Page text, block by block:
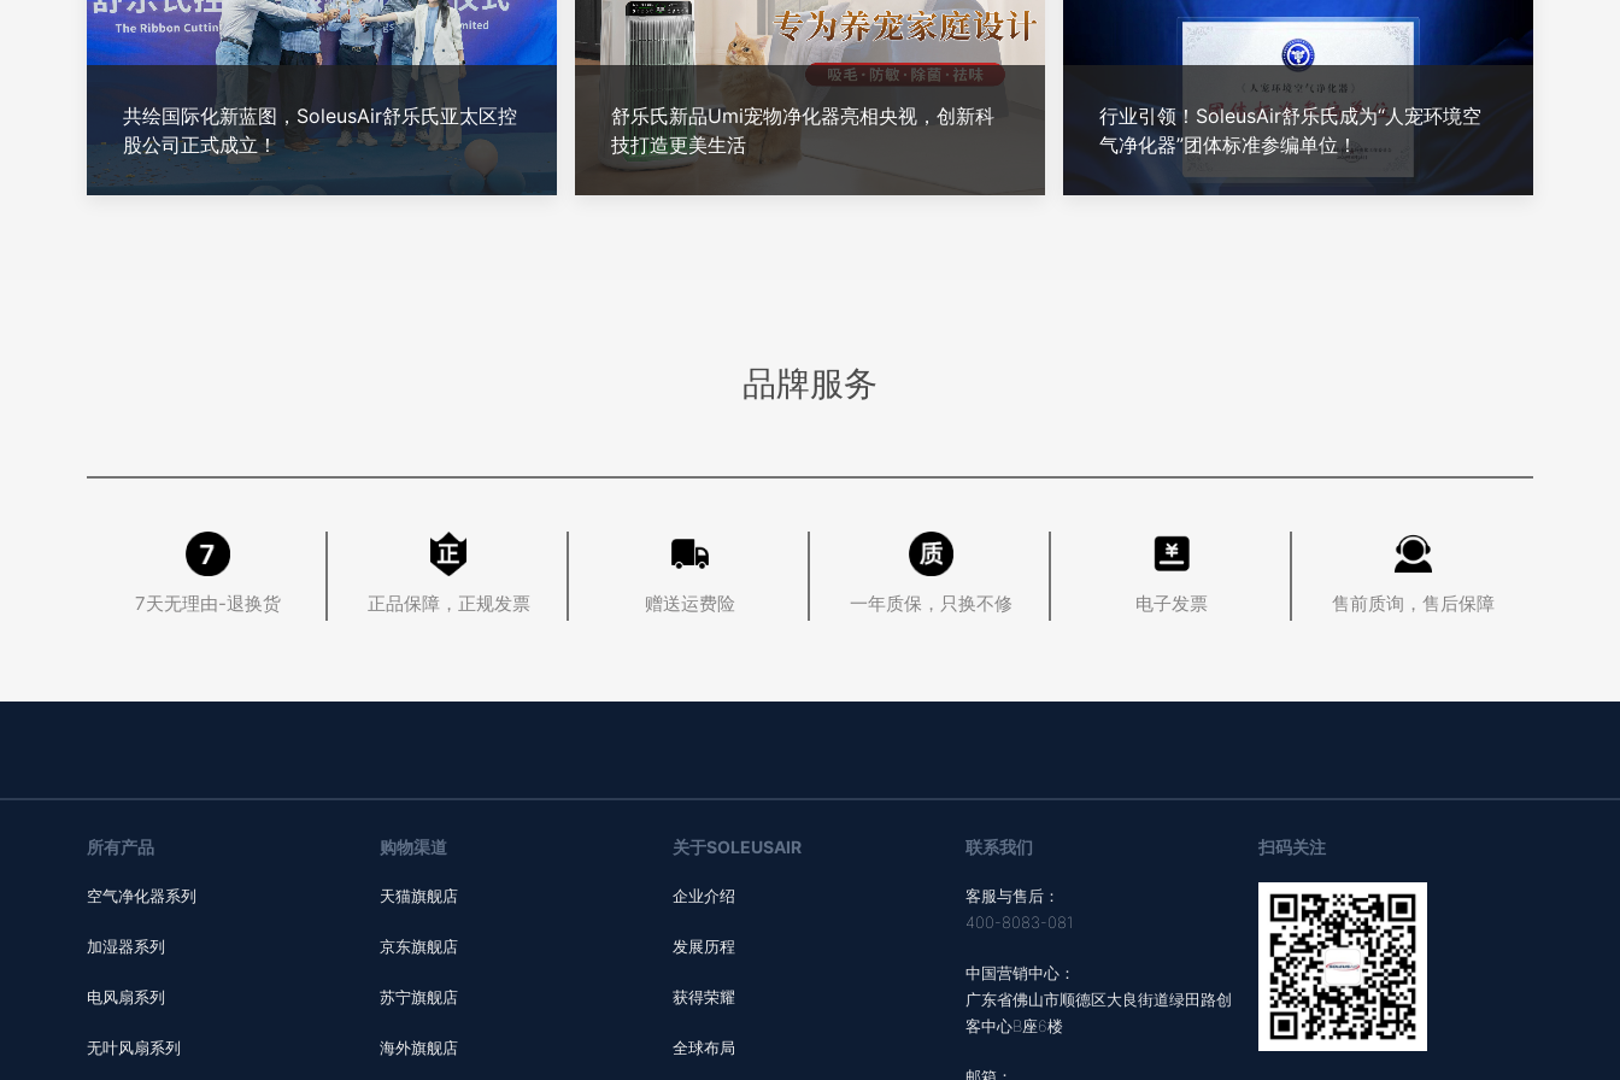
共绘国际化新蓝图，SoleusAir舒乐氏亚太区控
股公司正式成立！
舒乐氏新品Umi宠物净化器亮相央视，创新科
技打造更美生活
行业引领！SoleusAir舒乐氏成为“人宠环境空
气净化器”团体标准参编单位！
品牌服务
7天无理由-退换货 正品保障，正规发票 赠送运费险 一年质保，只换不修 电子发票 售前质询，售后保障
所有产品
空气净化器系列
加湿器系列
电风扇系列
无叶风扇系列
购物渠道
天猫旗舰店
京东旗舰店
苏宁旗舰店
海外旗舰店
关于SOLEUSAIR
企业介绍
发展历程
获得荣耀
全球布局
联系我们
客服与售后：
400-8083-081
中国营销中心：
广东省佛山市顺德区大良街道绿田路创
客中心B座6楼
扫码关注